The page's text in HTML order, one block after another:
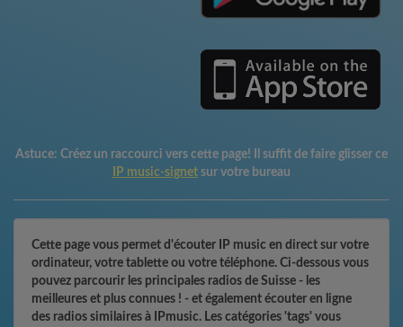
Astuce: Créez un raccourci vers cette page! Il suffit de faire glisser ce
IP music-signet sur votre bureau
Cette page vous permet d'écouter IP music en direct sur votre
ordinateur, votre tablette ou votre téléphone. Ci-dessous vous
pouvez parcourir les principales radios de Suisse - les
meilleures et plus connues ! - et également écouter en ligne
des radios similaires à IPmusic. Les catégories 'tags' vous